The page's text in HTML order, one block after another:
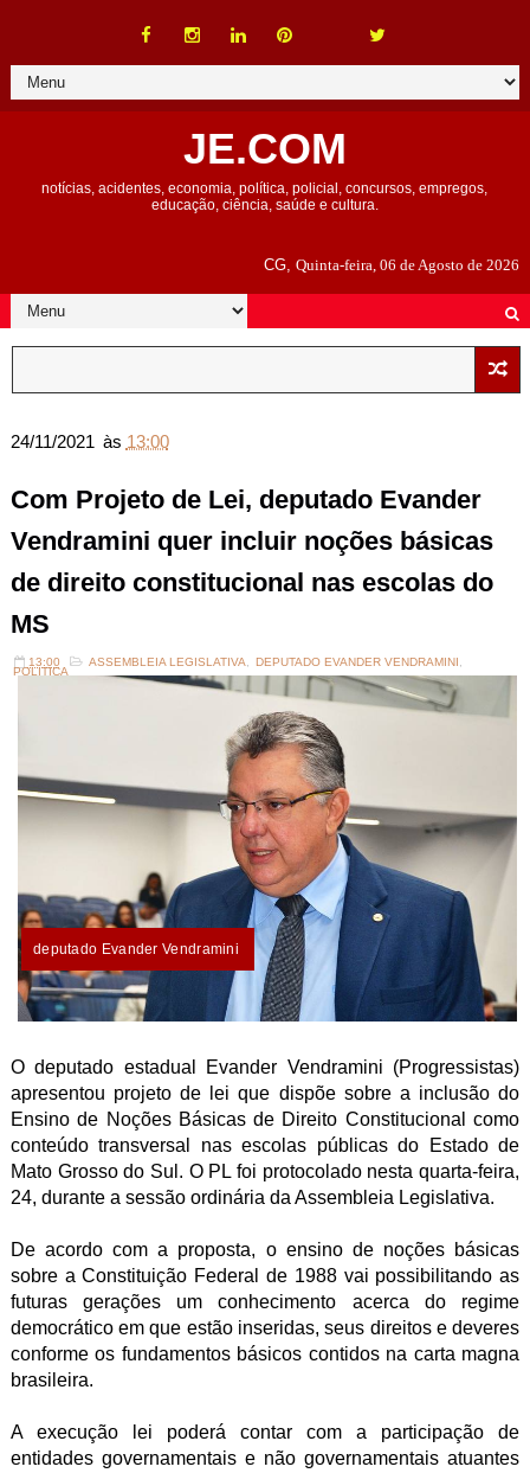
JE.COM
notícias, acidentes, economia, política, policial, concursos, empregos,
educação, ciência, saúde e cultura.
CG,Quinta-feira, 06 de Agosto de 2026
24/11/2021 às 13:00
Com Projeto de Lei, deputado Evander
Vendramini quer incluir noções básicas
de direito constitucional nas escolas do
MS
13:00 ASSEMBLEIA LEGISLATIVA DEPUTADO EVANDER VENDRAMINI
POLITICA
deputado Evander Vendramini
O deputado estadual Evander Vendramini (Progressistas)
apresentou projeto de lei que dispõe sobre a inclusão do
Ensino de Noções Básicas de Direito Constitucional como
conteúdo transversal nas escolas públicas do Estado de
Mato Grosso do Sul. O PL foi protocolado nesta quarta-feira,
24, durante a sessão ordinária da Assembleia Legislativa.
De acordo com a proposta, o ensino de noções básicas
sobre a Constituição Federal de 1988 vai possibilitando as
futuras gerações um conhecimento acerca do regime
democrático em que estão inseridas, seus direitos e deveres
conforme os fundamentos básicos contidos na carta magna
brasileira.
A execução lei poderá contar com a participação de
entidades governamentais e não governamentais atuantes